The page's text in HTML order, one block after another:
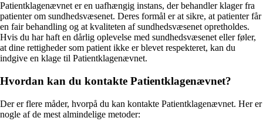
Patientklagenævnet er en uafhængig instans, der behandler klager fra
patienter om sundhedsvæsenet. Deres formål er at sikre, at patienter får
en fair behandling og at kvaliteten af sundhedsvæsenet opretholdes.
Hvis du har haft en dårlig oplevelse med sundhedsvæsenet eller føler,
at dine rettigheder som patient ikke er blevet respekteret, kan du
indgive en klage til Patientklagenævnet.
Hvordan kan du kontakte Patientklagenævnet?
Der er flere måder, hvorpå du kan kontakte Patientklagenævnet. Her er
nogle af de mest almindelige metoder: